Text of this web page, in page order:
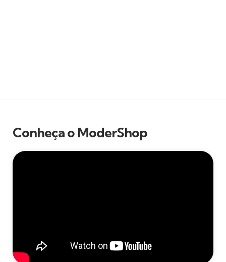
Conheça o ModerShop